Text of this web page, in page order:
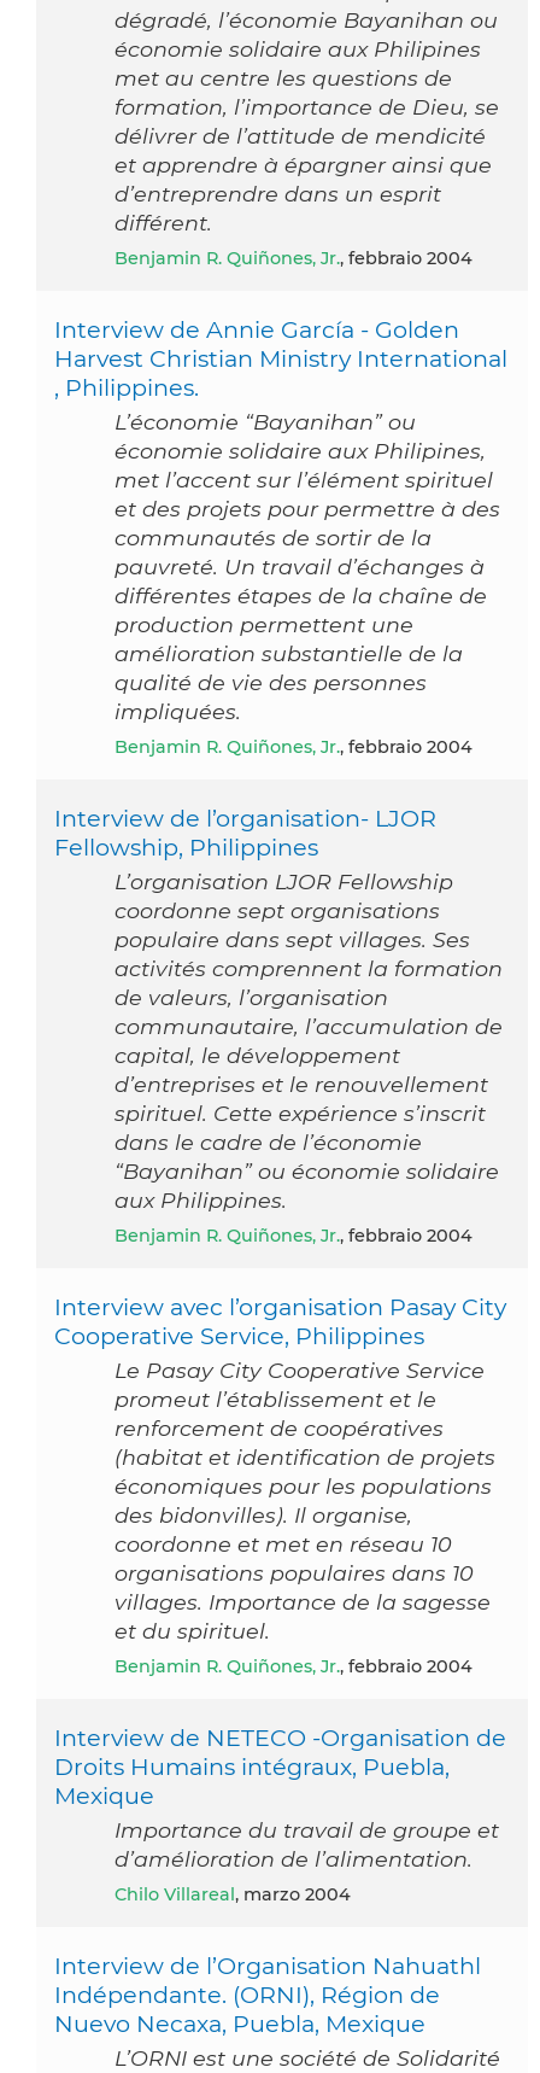
dégradé, l’économie Bayanihan ou
économie solidaire aux Philipines
met au centre les questions de
formation, l’importance de Dieu, se
délivrer de l’attitude de mendicité
et apprendre à épargner ainsi que
d’entreprendre dans un esprit
différent.
Benjamin R. Quiñones, Jr., febbraio 2004
Interview de Annie García - Golden
Harvest Christian Ministry International
, Philippines.
L’économie “Bayanihan” ou
économie solidaire aux Philipines,
met l’accent sur l’élément spirituel
et des projets pour permettre à des
communautés de sortir de la
pauvreté. Un travail d’échanges à
différentes étapes de la chaîne de
production permettent une
amélioration substantielle de la
qualité de vie des personnes
impliquées.
Benjamin R. Quiñones, Jr., febbraio 2004
Interview de l’organisation- LJOR
Fellowship, Philippines
L’organisation LJOR Fellowship
coordonne sept organisations
populaire dans sept villages. Ses
activités comprennent la formation
de valeurs, l’organisation
communautaire, l’accumulation de
capital, le développement
d’entreprises et le renouvellement
spirituel. Cette expérience s’inscrit
dans le cadre de l’économie
“Bayanihan” ou économie solidaire
aux Philippines.
Benjamin R. Quiñones, Jr., febbraio 2004
Interview avec l’organisation Pasay City
Cooperative Service, Philippines
Le Pasay City Cooperative Service
promeut l’établissement et le
renforcement de coopératives
(habitat et identification de projets
économiques pour les populations
des bidonvilles). Il organise,
coordonne et met en réseau 10
organisations populaires dans 10
villages. Importance de la sagesse
et du spirituel.
Benjamin R. Quiñones, Jr., febbraio 2004
Interview de NETECO -Organisation de
Droits Humains intégraux, Puebla,
Mexique
Importance du travail de groupe et
d’amélioration de l’alimentation.
Chilo Villareal , marzo 2004
Interview de l’Organisation Nahuathl
Indépendante. (ORNI), Région de
Nuevo Necaxa, Puebla, Mexique
L’ORNI est une société de Solidarité